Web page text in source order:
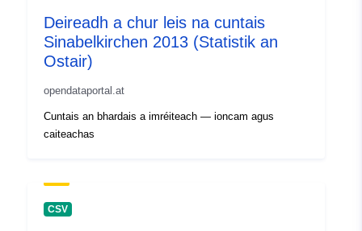
Deireadh a chur leis na cuntais
Sinabelkirchen 2013 (Statistik an
Ostair)
opendataportal.at
Cuntais an bhardais a imréiteach — ioncam agus
caiteachas
CSV